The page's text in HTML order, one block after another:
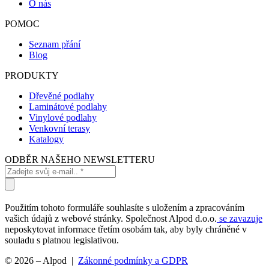
O nás
POMOC
Seznam přání
Blog
PRODUKTY
Dřevěné podlahy
Laminátové podlahy
Vinylové podlahy
Venkovní terasy
Katalogy
ODBĚR NAŠEHO NEWSLETTERU
Použitím tohoto formuláře souhlasíte s uložením a zpracováním
vašich údajů z webové stránky. Společnost Alpod d.o.o. se zavazuje
neposkytovat informace třetím osobám tak, aby byly chráněné v
souladu s platnou legislativou.
© 2026 – Alpod | Zákonné podmínky a GDPR